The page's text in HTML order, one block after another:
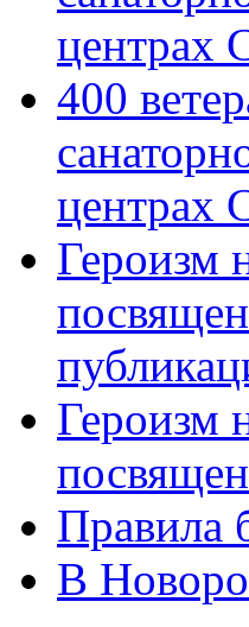
центрах
400
центрах
Героизм
Героизм
Правила
В